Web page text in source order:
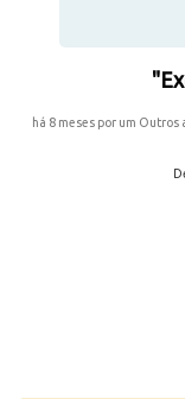
há 8 meses por um